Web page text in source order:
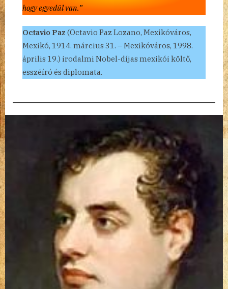
hogy egyedül van.”
Octavio Paz (Octavio Paz Lozano, Mexikóváros,
Mexikó, 1914. március 31. – Mexikóváros, 1998.
április 19.) irodalmi Nobel-díjas mexikói költő,
esszéíró és diplomata.